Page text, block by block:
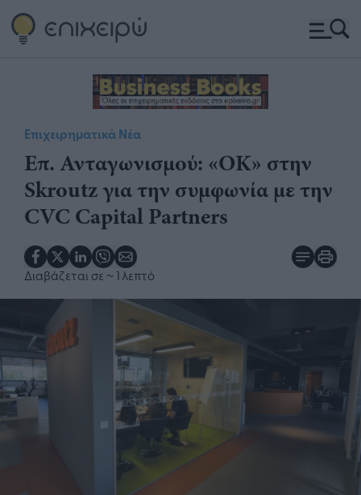
Επιχειρηματικά Νέα
Επ. Ανταγωνισμού: «ΟΚ» στην
Skroutz για την συμφωνία με την
CVC Capital Partners
Διαβάζεται σε ~ 1 λεπτό